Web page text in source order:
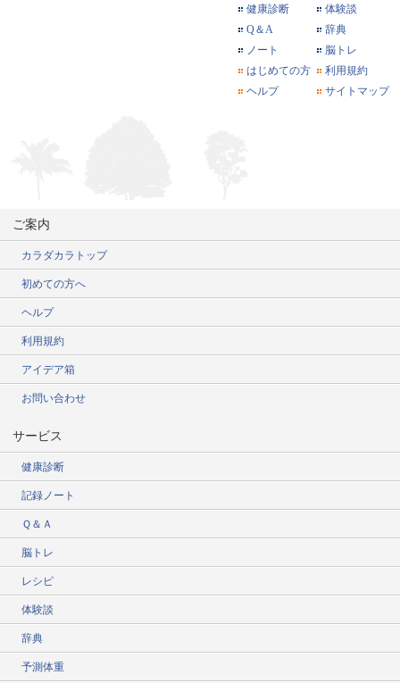
健康診断
体験談
Q＆A
辞典
ノート
脳トレ
はじめての方
利用規約
ヘルプ
サイトマップ
ご案内
カラダカラトップ
初めての方へ
ヘルプ
利用規約
アイデア箱
お問い合わせ
サービス
健康診断
記録ノート
Ｑ＆Ａ
脳トレ
レシピ
体験談
辞典
予測体重